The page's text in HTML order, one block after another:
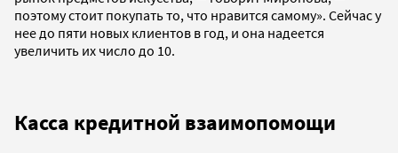
поэтому стоит покупать то, что нравится самому». Сейчас у
нее до пяти новых клиентов в год, и она надеется
увеличить их число до 10.
Касса кредитной взаимопомощи